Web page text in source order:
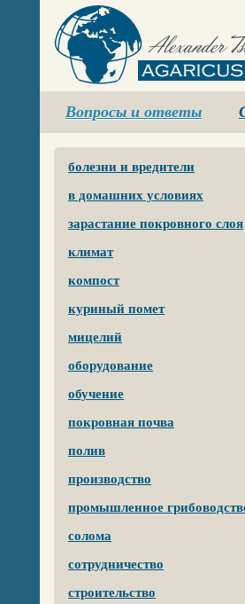
Agaricus.ru
Вопросы и ответы
болезни и вредители
в домашних условиях
зарастание покровного слоя
климат
компост
куриный помет
мицелий
оборудование
обучение
покровная почва
полив
производство
промышленное
солома
сотрудничество
строительство